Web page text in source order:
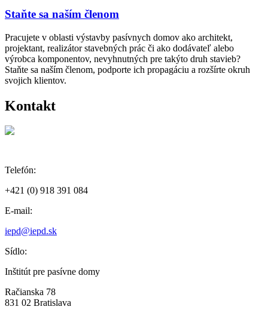
Staňte sa naším členom
Pracujete v oblasti výstavby pasívnych domov ako architekt,
projektant, realizátor stavebných prác či ako dodávateľ alebo
výrobca komponentov, nevyhnutných pre takýto druh stavieb?
Staňte sa naším členom, podporte ich propagáciu a rozšírte okruh
svojich klientov.
Kontakt
Telefón:
+421 (0) 918 391 084
E-mail:
iepd@iepd.sk
Sídlo:
Inštitút pre pasívne domy
Račianska 78
831 02 Bratislava